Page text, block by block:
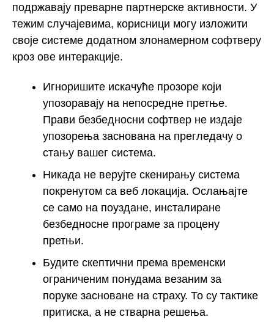
подржавају преварне партнерске активности. У
тежим случајевима, корисници могу изложити
своје системе додатном злонамерном софтверу
кроз ове интеракције.
Игноришите искачуће прозоре који
упозоравају на непосредне претње.
Прави безбедносни софтвер не издаје
упозорења заснована на прегледачу о
стању вашег система.
Никада не верујте скенирању система
покренутом са веб локација. Ослањајте
се само на поуздане, инсталиране
безбедносне програме за процену
претњи.
Будите скептични према временски
ограниченим понудама везаним за
поруке засноване на страху. То су тактике
притиска, а не стварна решења.